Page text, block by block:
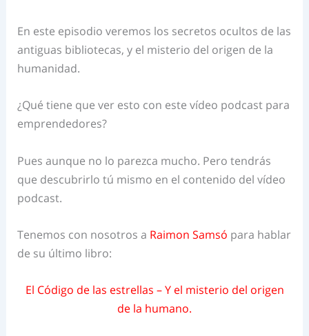
En este episodio veremos los secretos ocultos de las
antiguas bibliotecas, y el misterio del origen de la
humanidad.
¿Qué tiene que ver esto con este vídeo podcast para
emprendedores?
Pues aunque no lo parezca mucho. Pero tendrás
que descubrirlo tú mismo en el contenido del vídeo
podcast.
Tenemos con nosotros a Raimon Samsó para hablar
de su último libro:
El Código de las estrellas – Y el misterio del origen
de la humano.